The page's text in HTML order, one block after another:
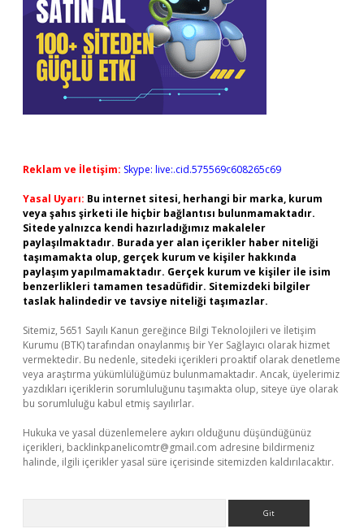
Reklam ve İletişim: Skype: live:.cid.575569c608265c69
Yasal Uyarı: Bu internet sitesi, herhangi bir marka, kurum
veya şahıs şirketi ile hiçbir bağlantısı bulunmamaktadır.
Sitede yalnızca kendi hazırladığımız makaleler
paylaşılmaktadır. Burada yer alan içerikler haber niteliği
taşımamakta olup, gerçek kurum ve kişiler hakkında
paylaşım yapılmamaktadır. Gerçek kurum ve kişiler ile isim
benzerlikleri tamamen tesadüfidir. Sitemizdeki bilgiler
taslak halindedir ve tavsiye niteliği taşımazlar.
Sitemiz, 5651 Sayılı Kanun gereğince Bilgi Teknolojileri ve İletişim
Kurumu (BTK) tarafından onaylanmış bir Yer Sağlayıcı olarak hizmet
vermektedir. Bu nedenle, sitedeki içerikleri proaktif olarak denetleme
veya araştırma yükümlülüğümüz bulunmamaktadır. Ancak, üyelerimiz
yazdıkları içeriklerin sorumluluğunu taşımakta olup, siteye üye olarak
bu sorumluluğu kabul etmiş sayılırlar.
Hukuka ve yasal düzenlemelere aykırı olduğunu düşündüğünüz
içerikleri, backlinkpanelicomtr@gmail.com adresine bildirmeniz
halinde, ilgili içerikler yasal süre içerisinde sitemizden kaldırılacaktır.